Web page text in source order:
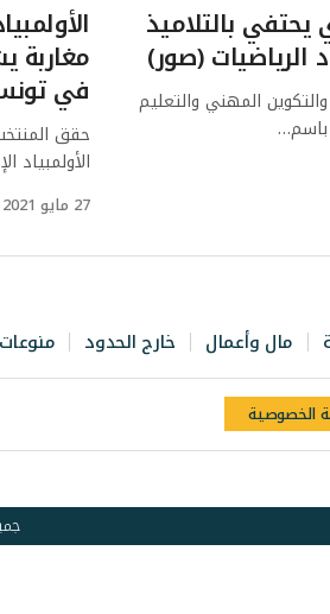
بالتلاميذ
الرياضيات (صور)
المهني والتعليم
باسم…
مغاربة
في
الأولمبياد
27 مايو 2021
مال وأعمال خارج الحدود منوعات
الخصوصية